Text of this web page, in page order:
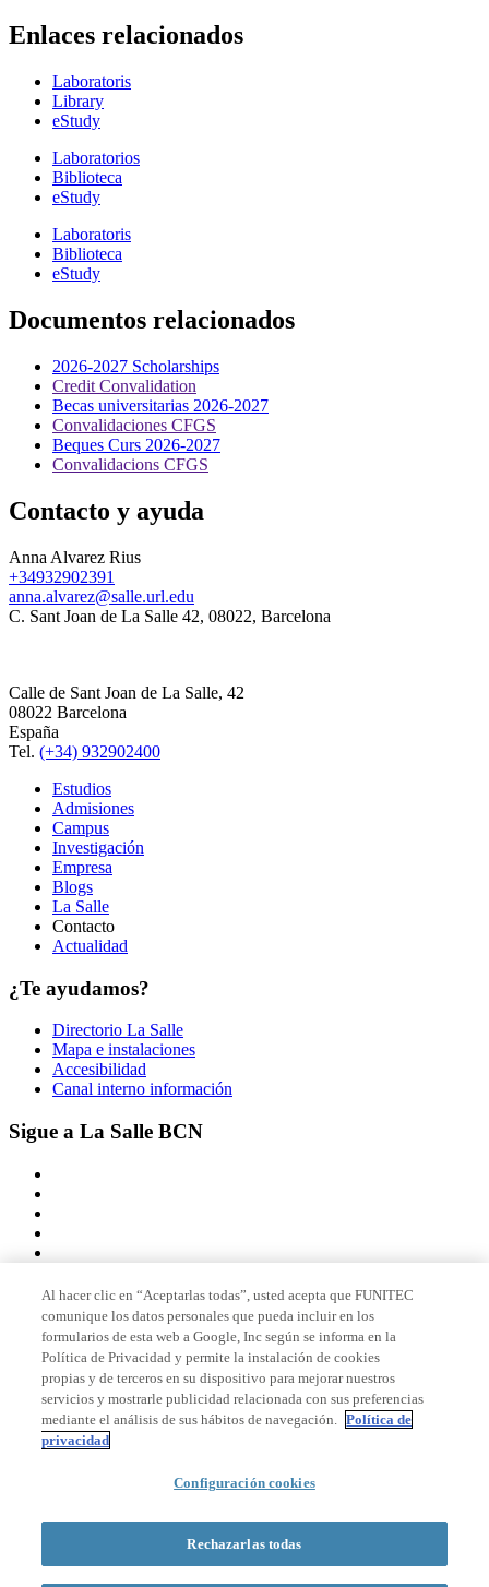
Enlaces relacionados
Laboratoris
Library
eStudy
Laboratorios
Biblioteca
eStudy
Laboratoris
Biblioteca
eStudy
Documentos relacionados
2026-2027 Scholarships
Credit Convalidation
Becas universitarias 2026-2027
Convalidaciones CFGS
Beques Curs 2026-2027
Convalidacions CFGS
Contacto y ayuda
Anna Alvarez Rius
+34932902391
anna.alvarez@salle.url.edu
C. Sant Joan de La Salle 42, 08022, Barcelona
Calle de Sant Joan de La Salle, 42
08022 Barcelona
España
Tel. (+34) 932902400
Estudios
Admisiones
Campus
Investigación
Empresa
Blogs
La Salle
Contacto
Actualidad
¿Te ayudamos?
Directorio La Salle
Mapa e instalaciones
Accesibilidad
Canal interno información
Sigue a La Salle BCN
Miembro de
Acreditaciones
© 2026 La Salle Campus Barcelona - URL |
Formulario de búsqueda
Al hacer clic en “Aceptarlas todas”, usted acepta que FUNITEC
comunique los datos personales que pueda incluir en los
formularios de esta web a Google, Inc según se informa en la
Política de Privacidad y permite la instalación de cookies
propias y de terceros en su dispositivo para mejorar nuestros
servicios y mostrarle publicidad relacionada con sus preferencias
mediante el análisis de sus hábitos de navegación. Política de
privacidad
Configuración cookies
Rechazarlas todas